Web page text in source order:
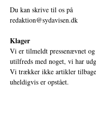
Du kan skrive til os på
redaktion@sydavisen.dk
Klager
Vi er tilmeldt pressenævnet
utilfreds med noget, vi har
Vi trækker ikke artikler
uheldigvis er opstået.